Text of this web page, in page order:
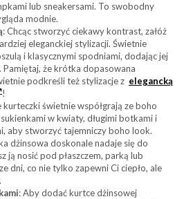
lub sneakersami. To swobodny
modnie.
: Chcąc stworzyć ciekawy kontrast, załóż
eleganckiej stylizacji. Świetnie
i klasycznymi spodniami, dodając jej
Pamiętaj, że krótka dopasowana
podkreśli też stylizacje z elegancką
!
kurteczki świetnie współgrają ze boho
w kwiaty, długimi botkami i
aby stworzyć tajemniczy boho look.
dżinsowa doskonale nadaje się do
ją nosić pod płaszczem, parką lub
dni, co nie tylko zapewni Ci ciepło, ale
: Aby dodać kurtce dżinsowej